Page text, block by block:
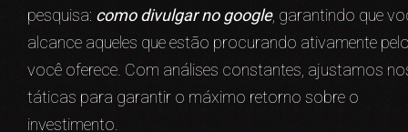
pesquisa: como divulgar no google, garantindo que
alcance aqueles que estão procurando ativamente
você oferece. Com análises constantes, ajustamos
táticas para garantir o máximo retorno sobre o
investimento.